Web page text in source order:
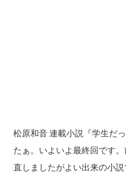
松原和音 連載小説『学生だ
たぁ。いよいよ最終回です
直しましたがよい出来の小説